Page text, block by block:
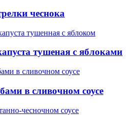
чеснока
тушеная с яблоками
в сливочном соусе